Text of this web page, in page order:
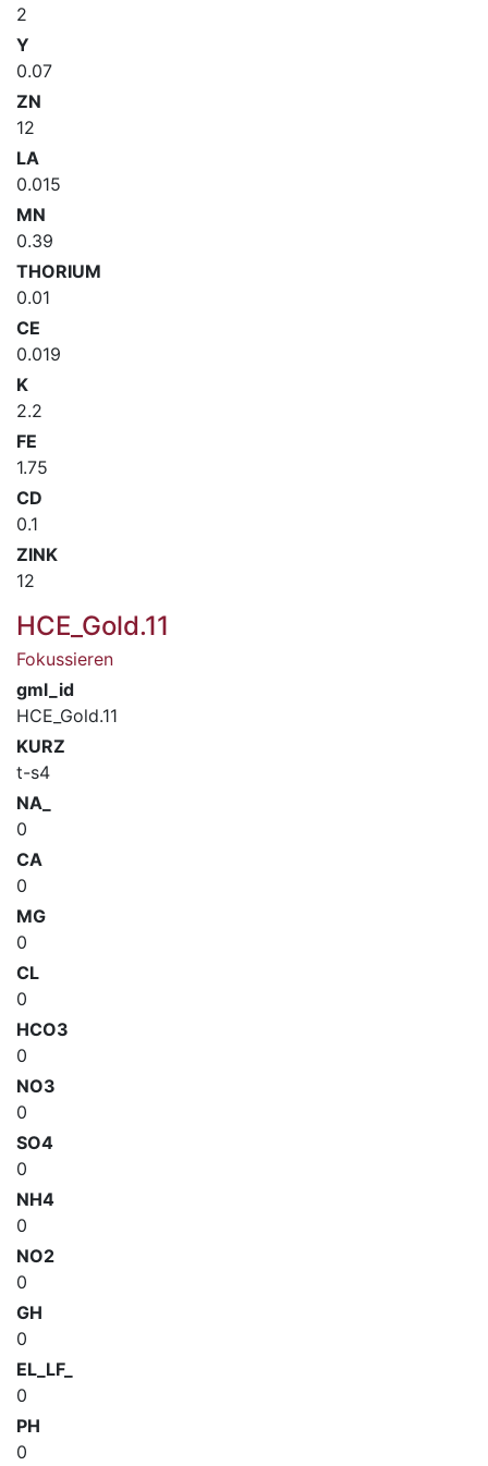
2
Y
0.07
ZN
12
LA
0.015
MN
0.39
THORIUM
0.01
CE
0.019
K
2.2
FE
1.75
CD
0.1
ZINK
12
HCE_Gold.11
Fokussieren
gml_id
HCE_Gold.11
KURZ
t-s4
NA_
0
CA
0
MG
0
CL
0
HCO3
0
NO3
0
SO4
0
NH4
0
NO2
0
GH
0
EL_LF_
0
PH
0